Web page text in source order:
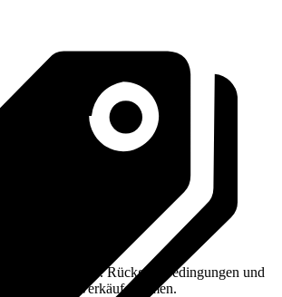
wie z. B. Rückgabebedingungen und
auf den Verkäufernamen.